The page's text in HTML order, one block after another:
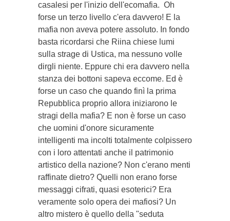
casalesi per l'inizio dell'ecomafia. Oh
forse un terzo livello c'era davvero! E la
mafia non aveva potere assoluto. In fondo
basta ricordarsi che Riina chiese lumi
sulla strage di Ustica, ma nessuno volle
dirgli niente. Eppure chi era davvero nella
stanza dei bottoni sapeva eccome. Ed è
forse un caso che quando finì la prima
Repubblica proprio allora iniziarono le
stragi della mafia? E non è forse un caso
che uomini d'onore sicuramente
intelligenti ma incolti totalmente colpissero
con i loro attentati anche il patrimonio
artistico della nazione? Non c'erano menti
raffinate dietro? Quelli non erano forse
messaggi cifrati, quasi esoterici? Era
veramente solo opera dei mafiosi? Un
altro mistero è quello della "seduta